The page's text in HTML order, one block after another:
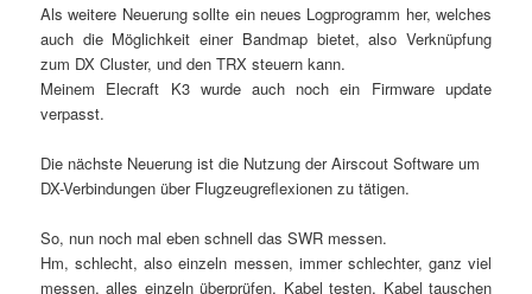
Als weitere Neuerung sollte ein neues Logprogramm her, welches
auch die Möglichkeit einer Bandmap bietet, also Verknüpfung
zum DX Cluster, und den TRX steuern kann.
Meinem Elecraft K3 wurde auch noch ein Firmware update
verpasst.
Die nächste Neuerung ist die Nutzung der Airscout Software um
DX-Verbindungen über Flugzeugreflexionen zu tätigen.
So, nun noch mal eben schnell das SWR messen.
Hm, schlecht, also einzeln messen, immer schlechter, ganz viel
messen, alles einzeln überprüfen, Kabel testen, Kabel tauschen